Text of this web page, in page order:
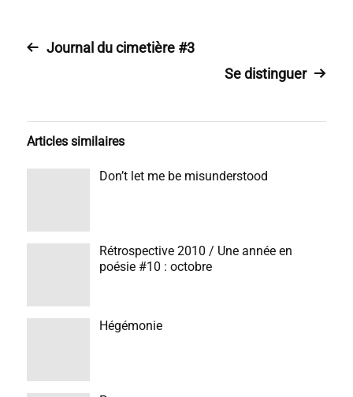
Journal du cimetière #3
Se distinguer
Articles similaires
Don’t let me be misunderstood
Rétrospective 2010 / Une année en
poésie #10 : octobre
Hégémonie